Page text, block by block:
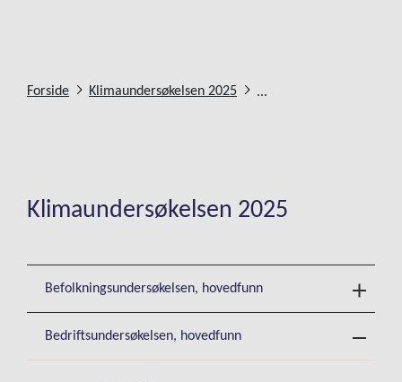
Forside Klimaundersøkelsen 2025 ...
Klimaundersøkelsen 2025
Befolkningsundersøkelsen, hovedfunn
Bedriftsundersøkelsen, hovedfunn